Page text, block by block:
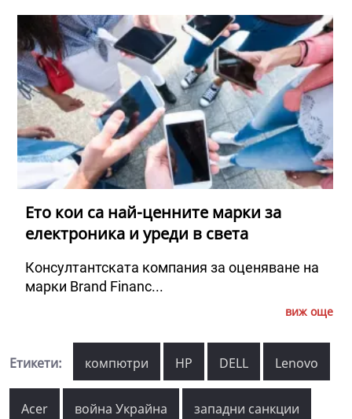
Ето кои са най-ценните марки за
електроника и уреди в света
Консултантската компания за оценяване на
марки Brand Financ...
виж още
Етикети: компютри HP DELL Lenovo
Acer война Украйна западни санкции